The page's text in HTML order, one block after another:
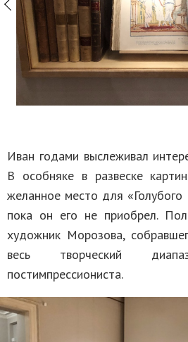
Иван годами выслеживал
В особняке в развеске
желанное место для
пока он его не приобрел.
художник Морозова,
весь творческий
постимпрессиониста.